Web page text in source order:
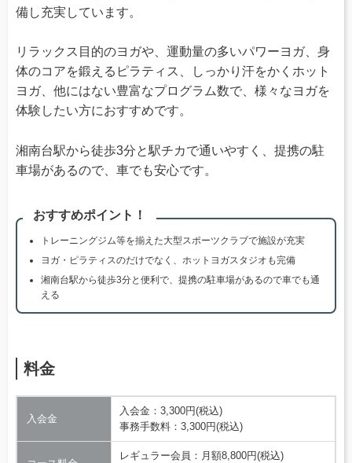
備し充実しています。
リラックス目的のヨガや、運動量の多いパワーヨガ、身
体のコアを鍛えるピラティス、しっかり汗をかくホット
ヨガ、他にはない豊富なプログラム数で、様々なヨガを
体験したい方におすすめです。
湘南台駅から徒歩3分と駅チカで通いやすく、提携の駐
車場があるので、車でも安心です。
おすすめポイント！
トレーニングジム等を揃えた大型スポーツクラブで施設が充実
ヨガ・ピラティスのだけでなく、ホットヨガスタジオも完備
湘南台駅から徒歩3分と便利で、提携の駐車場があるので車でも通
える
料金
入会金
入会金：3,300円(税込)
事務手数料：3,300円(税込)
レギュラー会員：月額8,800円(税込)